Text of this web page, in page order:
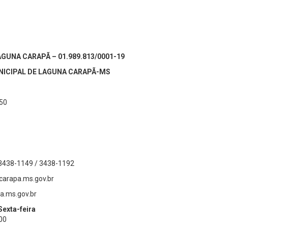
CARAPÃ – 01.989.813/0001-19
DE LAGUNA CARAPÃ-MS
1149 / 3438-1192
feira